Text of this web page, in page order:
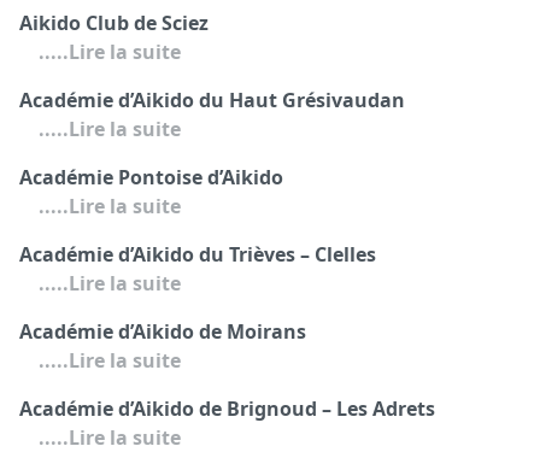
Aikido Club de Sciez
.....Lire la suite
Académie d’Aikido du Haut Grésivaudan
.....Lire la suite
Académie Pontoise d’Aikido
.....Lire la suite
Académie d’Aikido du Trièves – Clelles
.....Lire la suite
Académie d’Aikido de Moirans
.....Lire la suite
Académie d’Aikido de Brignoud – Les Adrets
.....Lire la suite